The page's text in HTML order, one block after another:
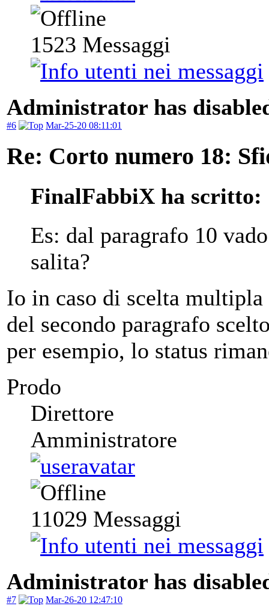
1523 Messaggi
Administrator has
#6 Mar-25-20 08:11:01
Re: Corto numero 18:
FinalFabbiX ha scritto:
Es: dal paragrafo 10
salita?
Io in caso di scelta
del secondo paragrafo
per esempio, lo status
Prodo
Direttore
Amministratore
11029 Messaggi
Administrator has
#7 Mar-26-20 12:47:10